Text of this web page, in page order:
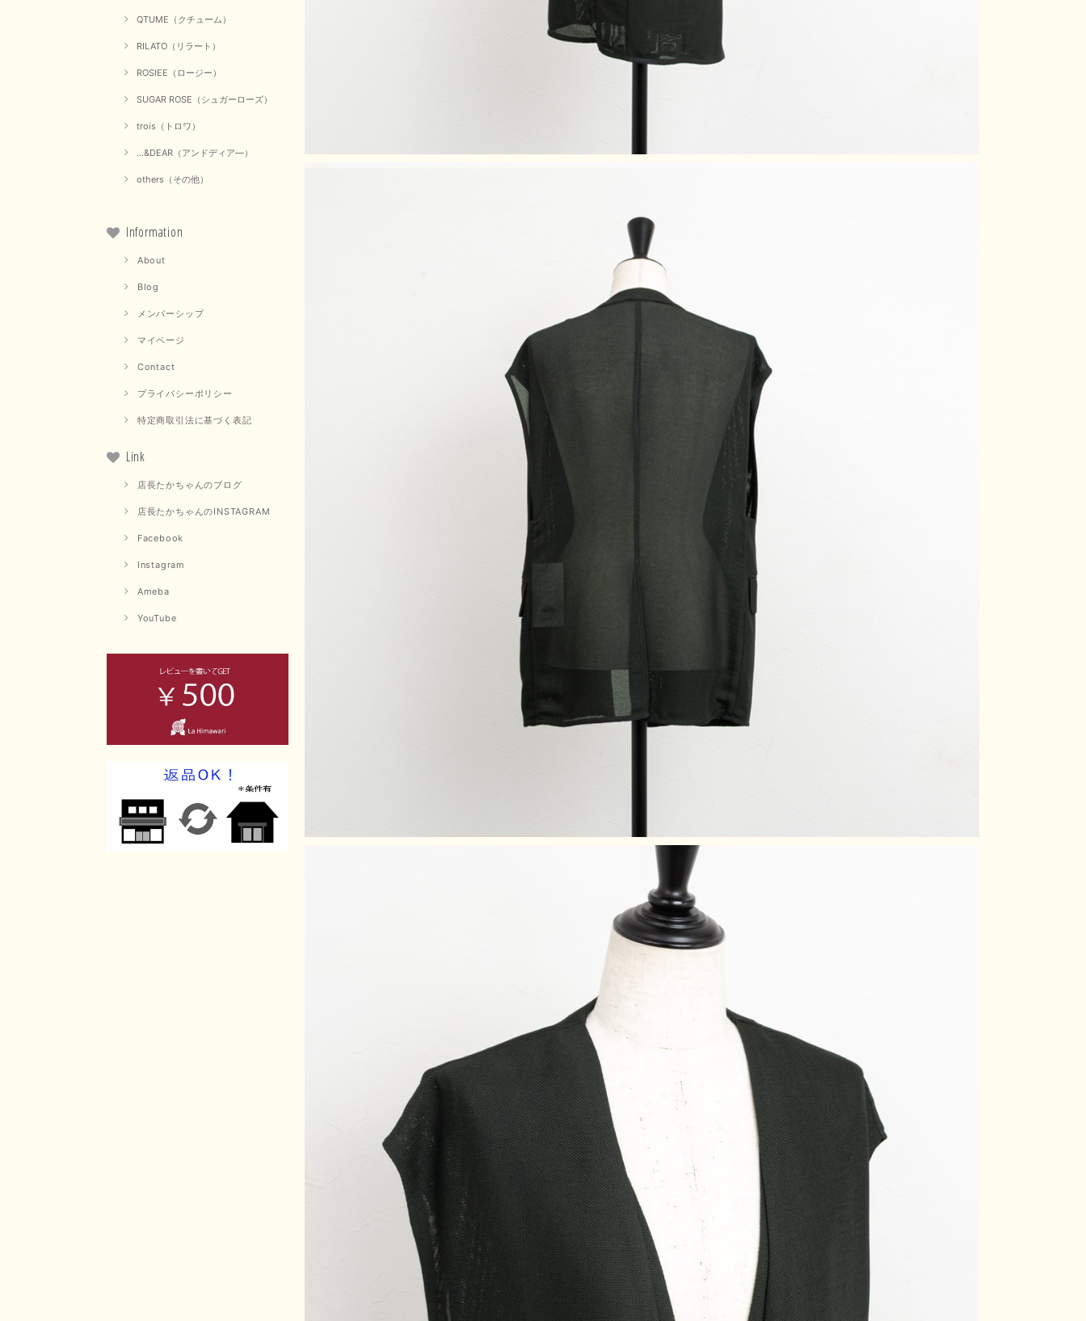
QTUME（クチューム）
RILATO（リラート）
ROSIEE（ロージー）
SUGAR ROSE（シュガーローズ）
trois（トロワ）
...&DEAR（アンドディア―）
others（その他）
Information
About
Blog
メンバーシップ
マイページ
Contact
プライバシーポリシー
特定商取引法に基づく表記
Link
店長たかちゃんのブログ
店長たかちゃんのINSTAGRAM
Facebook
Instagram
Ameba
YouTube